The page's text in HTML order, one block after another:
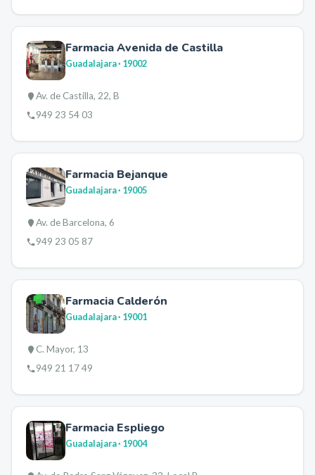
Farmacia Avenida de Castilla
Guadalajara· 19002
Av. de Castilla, 22, B
949 23 54 03
Farmacia Bejanque
Guadalajara· 19005
Av. de Barcelona, 6
949 23 05 87
Farmacia Calderón
Guadalajara· 19001
C. Mayor, 13
949 21 17 49
Farmacia Espliego
Guadalajara· 19004